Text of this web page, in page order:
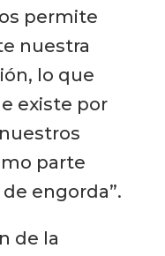
permite
nuestra
lo que
existe por
parte
engorda”.
de la